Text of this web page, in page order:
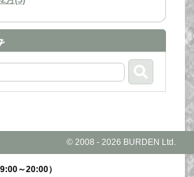
© 2008 - 2026 BURDEN Ltd.
9:00～20:00）